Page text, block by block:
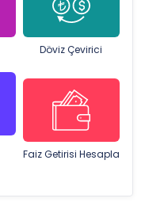
Döviz Çevirici
Faiz Getirisi Hesapla